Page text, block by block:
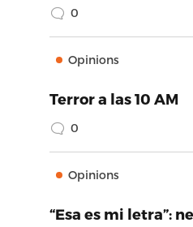
0
Opinions
Terror a las 10 AM
0
Opinions
“Esa es mi letra”: